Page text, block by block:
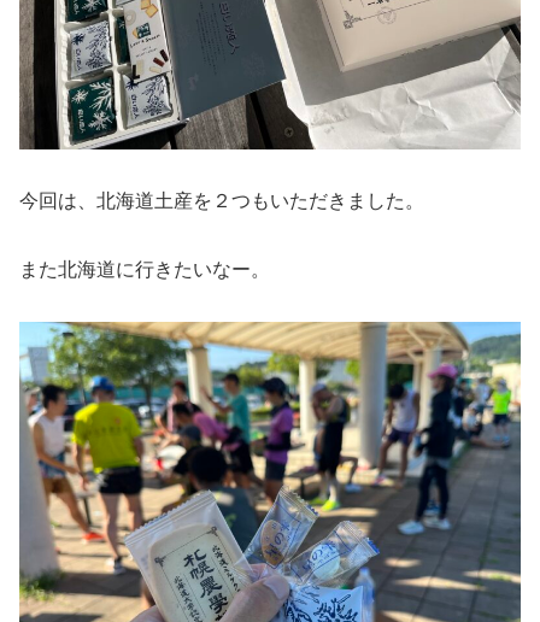
今回は、北海道土産を２つもいただきました。
また北海道に行きたいなー。